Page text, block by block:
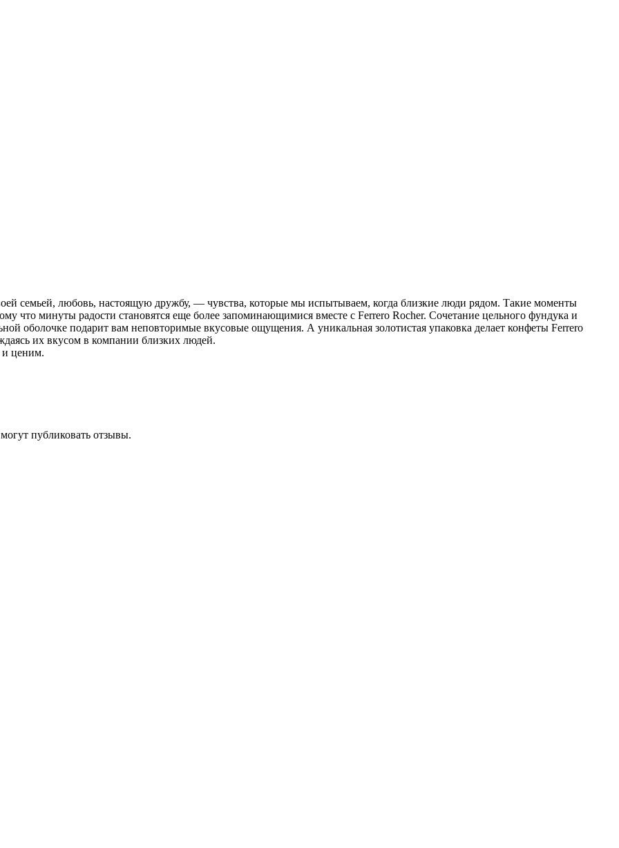
семьей, любовь, настоящую дружбу, — чувства, которые мы испытываем, когда близкие люди рядом. Такие моменты
что минуты радости становятся еще более запоминающимися вместе с Ferrero Rocher. Сочетание цельного фундука и
оболочке подарит вам неповторимые вкусовые ощущения. А уникальная золотистая упаковка делает конфеты Ferrero
их вкусом в компании близких людей.
и ценим.
публиковать отзывы.